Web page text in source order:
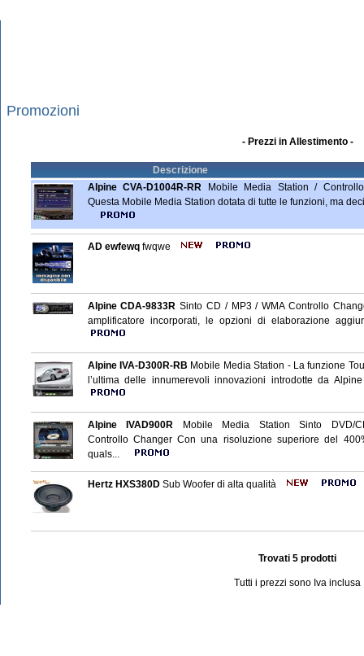
Promozioni
- Prezzi in Allestimento -
Descrizione
Alpine CVA-D1004R-RR Mobile Media Station /
Questa Mobile Media Station dotata di tutte le funzioni, ma
AD ewfewqfwqwe
Alpine CDA-9833R Sinto CD / MP3 / WMA Controllo
amplificatore incorporati, le opzioni di elaborazione
Alpine IVA-D300R-RB Mobile Media Station - La funzione
l’ultima delle innumerevoli innovazioni introdotte da
Alpine IVAD900R Mobile Media Station Sinto DVD/
Controllo Changer Con una risoluzione superiore del
quals...
Hertz HXS380DSub Woofer di alta qualità
Trovati 5 prodotti
Tutti i prezzi sono Iva inclusa